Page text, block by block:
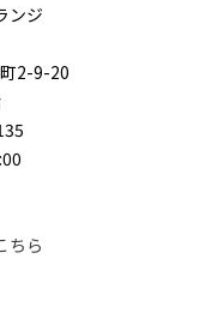
ンジ
2-9-20
ちら